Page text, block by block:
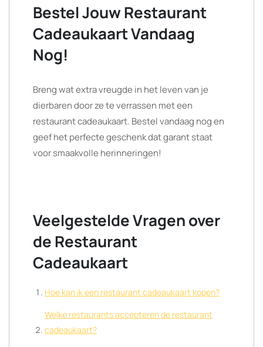
Bestel Jouw Restaurant
Cadeaukaart Vandaag
Nog!
Breng wat extra vreugde in het leven van je
dierbaren door ze te verrassen met een
restaurant cadeaukaart. Bestel vandaag nog en
geef het perfecte geschenk dat garant staat
voor smaakvolle herinneringen!
Veelgestelde Vragen over
de Restaurant
Cadeaukaart
Hoe kan ik een restaurant cadeaukaart kopen?
Welke restaurants accepteren de restaurant
cadeaukaart?